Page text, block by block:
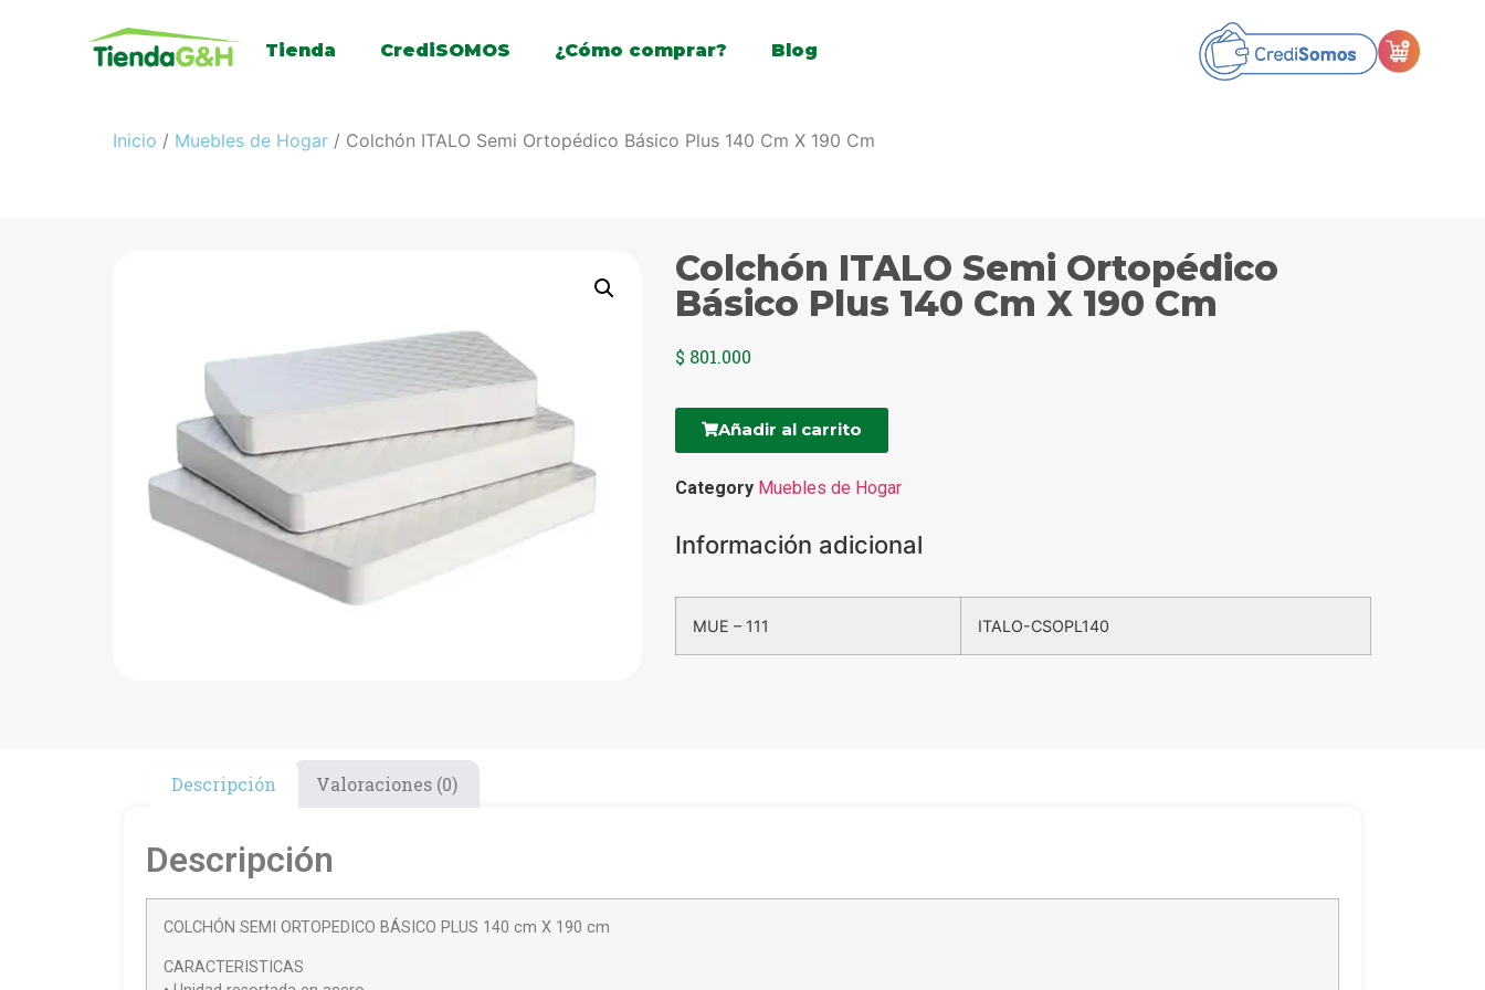
Tienda CrediSOMOS ¿Cómo comprar? Blog
Inicio / Muebles de Hogar / Colchón ITALO Semi Ortopédico Básico Plus 140 Cm X 190 Cm
Colchón ITALO Semi Ortopédico
Básico Plus 140 Cm X 190 Cm
$ 801.000
Añadir al carrito
Category Muebles de Hogar
Información adicional
MUE – 111 ITALO-CSOPL140
Descripción Valoraciones (0)
Descripción
COLCHÓN SEMI ORTOPEDICO BÁSICO PLUS 140 cm X 190 cm
CARACTERISTICAS